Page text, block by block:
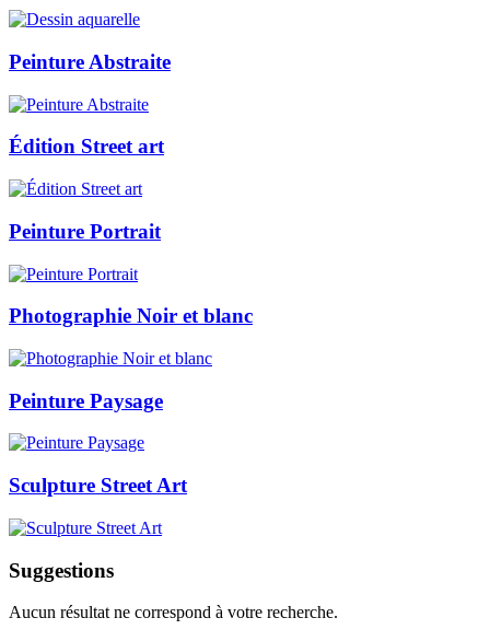
Peinture Abstraite
Édition Street art
Peinture Portrait
Photographie Noir et blanc
Peinture Paysage
Sculpture Street Art
Suggestions
Aucun résultat ne correspond à votre recherche.